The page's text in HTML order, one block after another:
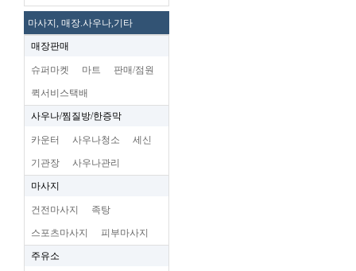
마사지, 매장.사우나,기타
매장판매
슈퍼마켓 마트 판매/점원
퀵서비스택배
사우나/찜질방/한증막
카운터 사우나청소 세신
기관장 사우나관리
마사지
건전마사지 족탕
스포츠마사지 피부마사지
주유소